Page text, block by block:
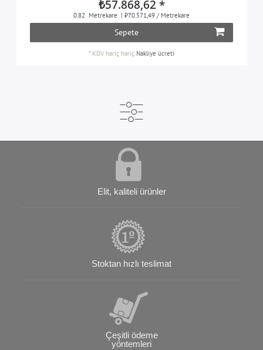
₺57.868,62 *
0.82 Metrekare | ₺70.571,49 / Metrekare
Sepete
* KDV hariç hariç Nakliye ücreti
Elit, kaliteli ürünler
Stoktan hızlı teslimat
Çeşitli ödeme
yöntemleri